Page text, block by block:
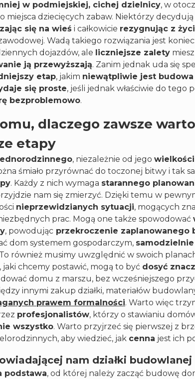
w podmiejskiej, cichej dzielnicy, w
miejsca dziecięcych zabaw. Niektórzy
się na wieś i całkowicie rezygnując z
Wadą takiego rozwiązania jest
dojazdów, ale liczniejsze zalety
ją przewyższają. Zanim jednak uda się
etap, jakim niewątpliwie jest
się proste, jeśli jednak właściwie do tego
bezproblemowo.
dlaczego zawsze
etapy
, niezależnie od jego wielkości
śmiało przyrównać do toczonej bitwy i tak
. Każdy z nich wymaga starannego
nam się zmierzyć. Dzięki temu w
nieprzewidzianych sytuacji, mogących
prac. Mogą one także spowodować
, powodując przekroczenie zaplanowanego
dom systemem gospodarczym,
również musimy uwzględnić w swoich
, jaki chcemy postawić, mogą to być dosyć
domu z marszu, bez wcześniejszego
innymi zakup działki, materiałów
prawem formalności. Warto więc
profesjonalistów, którzy o stawianiu
wszystko. Warto przyjrzeć się pierwszej z
aby wiedzieć, jak cenna jest ich
nam działki budowlanej
podstawa, od której należy zacząć budowę